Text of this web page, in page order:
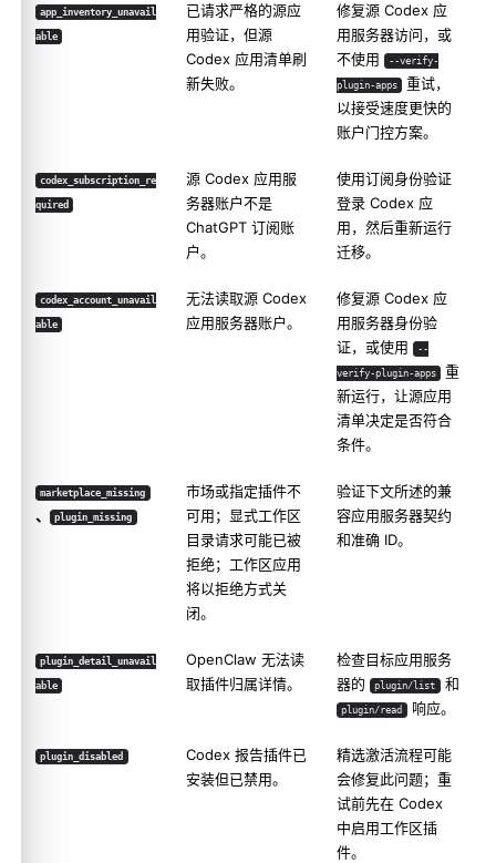
app_inventory_unavail
able
已请求严格的源应
用验证，但源
Codex 应用清单刷
新失败。
修复源 Codex 应
用服务器访问，或
不使用
--verify-
plugin-apps
重试，
以接受速度更快的
账户门控方案。
codex_subscription_re
quired
源 Codex 应用服
务器账户不是
ChatGPT 订阅账
户。
使用订阅身份验证
登录 Codex 应
用，然后重新运行
迁移。
codex_account_unavail
able
无法读取源 Codex
应用服务器账户。
修复源 Codex 应
用服务器身份验
证，或使用
--
verify-plugin-apps
重
新运行，让源应用
清单决定是否符合
条件。
marketplace_missing
、 plugin_missing
市场或指定插件不
可用；显式工作区
目录请求可能已被
拒绝；工作区应用
将以拒绝方式关
闭。
验证下文所述的兼
容应用服务器契约
和准确 ID。
plugin_detail_unavail
able
OpenClaw 无法读
取插件归属详情。
检查目标应用服务
器的
plugin/list 和
plugin/read 响应。
plugin_disabled
Codex 报告插件已
安装但已禁用。
精选激活流程可能
会修复此问题；重
试前先在 Codex
中启用工作区插
件。